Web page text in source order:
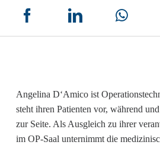
Angelina D‘Amico ist
steht ihren Patienten vor, während
zur Seite. Als Ausgleich zu ihrer
im OP-Saal unternimmt die